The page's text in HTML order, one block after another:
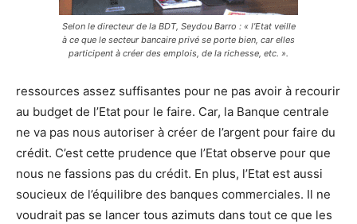
Selon le directeur de la BDT, Seydou Barro : « l’Etat veille
à ce que le secteur bancaire privé se porte bien, car elles
participent à créer des emplois, de la richesse, etc. ».
ressources assez suffisantes pour ne pas avoir à recourir
au budget de l’Etat pour le faire. Car, la Banque centrale
ne va pas nous autoriser à créer de l’argent pour faire du
crédit. C’est cette prudence que l’Etat observe pour que
nous ne fassions pas du crédit. En plus, l’Etat est aussi
soucieux de l’équilibre des banques commerciales. Il ne
voudrait pas se lancer tous azimuts dans tout ce que les